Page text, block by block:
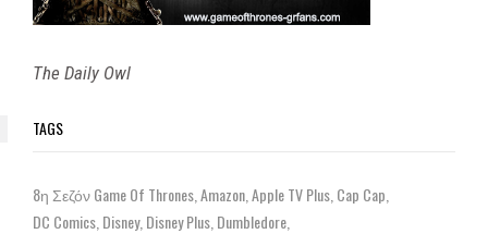
The Daily Owl
TAGS
8η Σεζόν Game Of Thrones Amazon Apple TV Plus Cap Cap
DC Comics Disney Disney Plus Dumbledore